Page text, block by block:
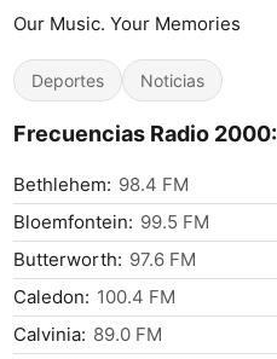
Our Music. Your Memories
Deportes Noticias
Frecuencias Radio 2000:
Bethlehem: 98.4 FM
Bloemfontein: 99.5 FM
Butterworth: 97.6 FM
Caledon: 100.4 FM
Calvinia: 89.0 FM